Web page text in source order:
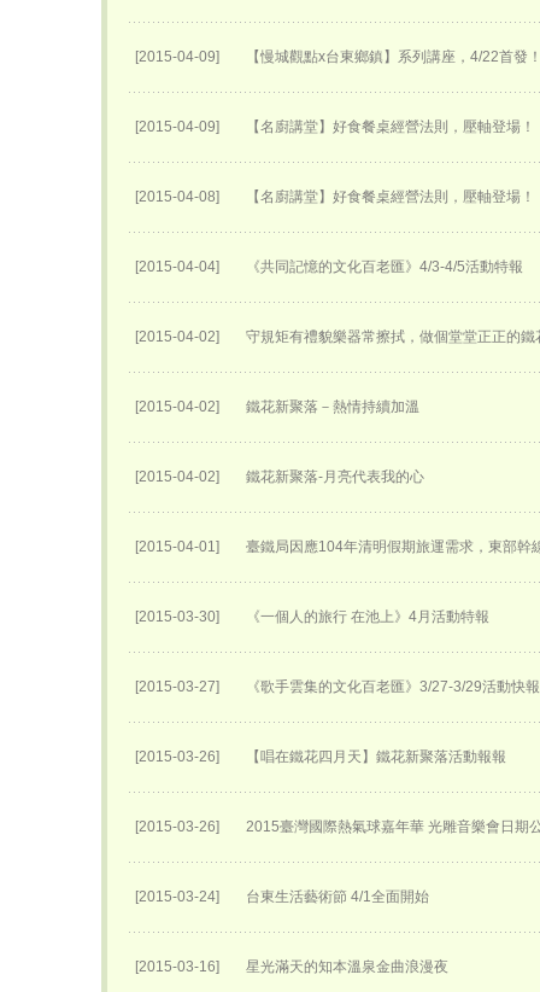
[2015-04-09] 【慢城觀點x台東鄉鎮】系列講座，4/22首發
[2015-04-09] 【名廚講堂】好食餐桌經營法則，壓軸登場！
[2015-04-08] 【名廚講堂】好食餐桌經營法則，壓軸登場！
[2015-04-04] 《共同記憶的文化百老匯》4/3-4/5活動特報
[2015-04-02] 守規矩有禮貌樂器常擦拭，做個堂堂正正的鐵
[2015-04-02] 鐵花新聚落－熱情持續加溫
[2015-04-02] 鐵花新聚落-月亮代表我的心
[2015-04-01] 臺鐵局因應104年清明假期旅運需求，東部幹
[2015-03-30] 《一個人的旅行 在池上》4月活動特報
[2015-03-27] 《歌手雲集的文化百老匯》3/27-3/29活動快報
[2015-03-26] 【唱在鐵花四月天】鐵花新聚落活動報報
[2015-03-26] 2015臺灣國際熱氣球嘉年華 光雕音樂會日期
[2015-03-24] 台東生活藝術節 4/1全面開始
[2015-03-16] 星光滿天的知本溫泉金曲浪漫夜